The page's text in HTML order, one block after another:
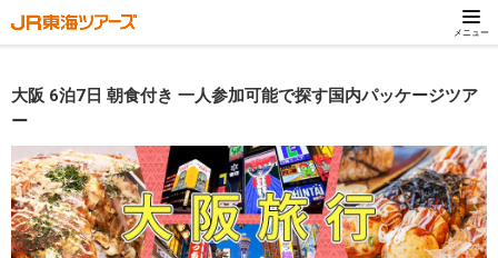
メニュー
大阪 6泊7日 朝食付き 一人参加可能で探す国内パッケージツア
ー